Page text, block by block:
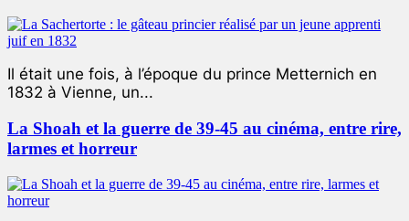
Il était une fois, à l’époque du prince Metternich en
1832 à Vienne, un...
La Shoah et la guerre de 39-45 au cinéma, entre rire,
larmes et horreur